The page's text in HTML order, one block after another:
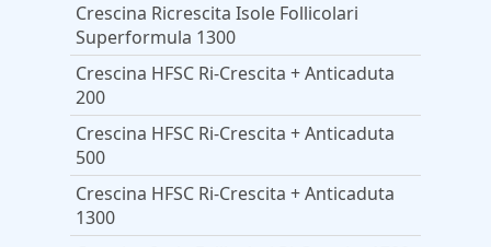
Crescina Ricrescita Isole Follicolari
Superformula 1300
Crescina HFSС Ri-Crescita + Anticaduta
200
Crescina HFSС Ri-Crescita + Anticaduta
500
Crescina HFSС Ri-Crescita + Anticaduta
1300